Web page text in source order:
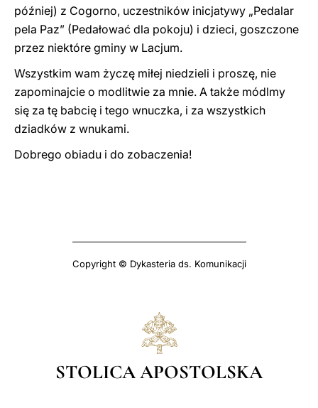
później) z Cogorno, uczestników inicjatywy „Pedalar
pela Paz” (Pedałować dla pokoju) i dzieci, goszczone
przez niektóre gminy w Lacjum.
Wszystkim wam życzę miłej niedzieli i proszę, nie
zapominajcie o modlitwie za mnie. A także módlmy
się za tę babcię i tego wnuczka, i za wszystkich
dziadków z wnukami.
Dobrego obiadu i do zobaczenia!
Copyright © Dykasteria ds. Komunikacji
STOLICA APOSTOLSKA